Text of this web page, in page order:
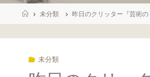
ス
ホ
ー
未分類 昨日のクリッター『芸術の
未分類